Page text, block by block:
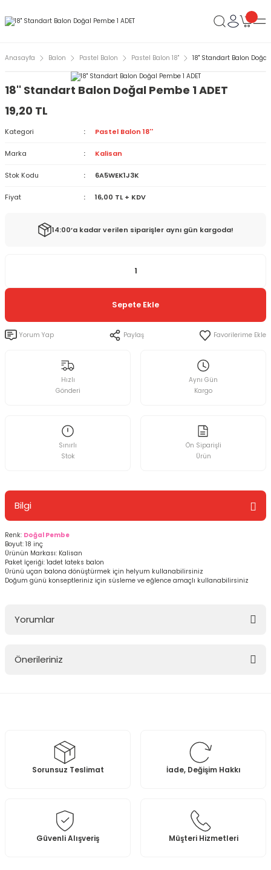
Anasayfa Balon Pastel Balon Pastel Balon 18'' 18'' Standart Balon Doğal
18'' Standart Balon Doğal Pembe 1 ADET
19,20 TL
Kategori Pastel Balon 18''
Marka Kalisan
Stok Kodu 6A5WEK1J3K
Fiyat 16,00 TL + KDV
14:00’a kadar verilen siparişler aynı gün kargoda!
Sepete Ekle
Yorum Yap Paylaş
Hızlı
Gönderi
Aynı Gün
Kargo
Sınırlı
Stok
Ön Siparişli
Ürün
Bilgi
Renk: Doğal Pembe
Boyut: 18 inç
Ürünün Markası: Kalisan
Paket İçeriği: 1adet lateks balon
Ürünü uçan balona dönüştürmek için helyum kullanabilirsiniz
Doğum günü konseptleriniz için süsleme ve eğlence amaçlı kullanabilirsiniz
Yorumlar
Önerileriniz
Ürün resmi kalitesiz, bozuk veya görüntülenemiyor.
Ürün açıklamasında eksik bilgiler bulunuyor.
Bu ürüne benzer farklı alternatifler olmalı.
Sorunsuz Teslimat İade, Değişim Hakkı
Güvenli Alışveriş Müşteri Hizmetleri